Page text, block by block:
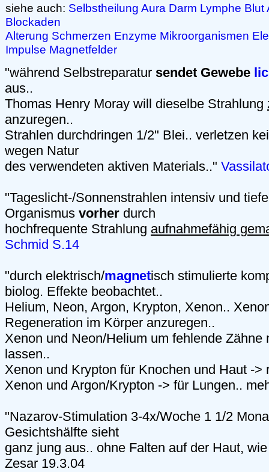
siehe auch: Selbstheilung Aura Darm Lymphe Blut
Blockaden
Alterung Schmerzen Enzyme Mikroorganismen
Impulse Magnetfelder
"während Selbstreparatur sendet Gewebe
aus..
Thomas Henry Moray will dieselbe Strahlung
anzuregen..
Strahlen durchdringen 1/2" Blei.. verletzen
wegen Natur
des verwendeten aktiven Materials.."
"Tageslicht-/Sonnenstrahlen intensiv und
Organismus vorher durch
hochfrequente Strahlung aufnahmefähig
Schmid S.14
"durch elektrisch/magnetisch stimulierte
biolog. Effekte beobachtet..
Helium, Neon, Argon, Krypton, Xenon..
Regeneration im Körper anzuregen..
Xenon und Neon/Helium um fehlende Zähne
lassen..
Xenon und Krypton für Knochen und Haut ->
Xenon und Argon/Krypton -> für Lungen..
"Nazarov-Stimulation 3-4x/Woche 1 1/2
Gesichtshälfte sieht
ganz jung aus.. ohne Falten auf der Haut,
Zesar 19.3.04